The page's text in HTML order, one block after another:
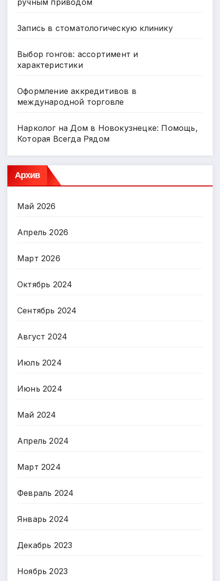
ручным приводом
Запись в стоматологическую клинику
Выбор гонгов: ассортимент и
характеристики
Оформление аккредитивов в
международной торговле
Нарколог на Дом в Новокузнецке: Помощь,
Которая Всегда Рядом
Архив
Май 2026
Апрель 2026
Март 2026
Октябрь 2024
Сентябрь 2024
Август 2024
Июль 2024
Июнь 2024
Май 2024
Апрель 2024
Март 2024
Февраль 2024
Январь 2024
Декабрь 2023
Ноябрь 2023